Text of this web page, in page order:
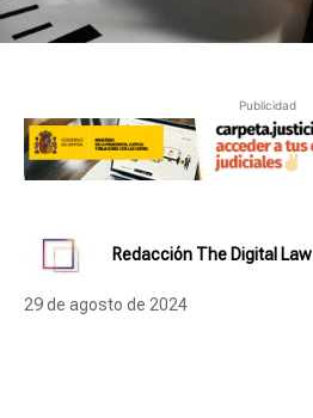
Publicidad
Redacción The Digital Law
29 de agosto de 2024